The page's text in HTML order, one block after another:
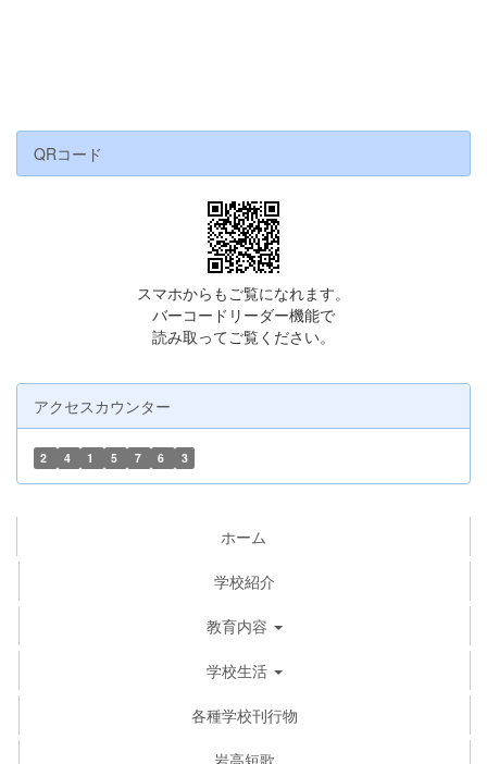
QRコード
スマホからもご覧になれます。
バーコードリーダー機能で
読み取ってご覧ください。
アクセスカウンター
2 4 1 5 7 6 3
ホーム
学校紹介
教育内容
学校生活
各種学校刊行物
岩高短歌